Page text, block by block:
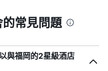
常見問題
與福岡的2星級酒店